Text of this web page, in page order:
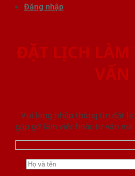
Đăng nhập
ĐẶT LỊCH LÀM
VẤN
Vui lòng nhập thông tin đặt
gặp gỡ làm việc hoăc tư vấn